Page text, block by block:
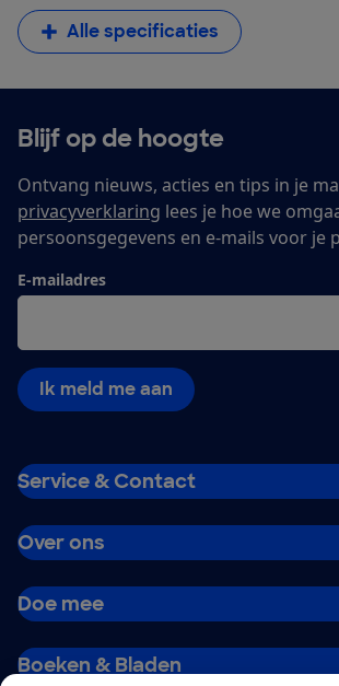
Alle specificaties
Blijf op de hoogte
Ontvang nieuws, acties en tips in je
privacyverklaring lees je hoe we
persoonsgegevens en e-mails voor je
E-mailadres
Ik meld me aan
Service & Contact
Over ons
Doe mee
Boeken & Bladen